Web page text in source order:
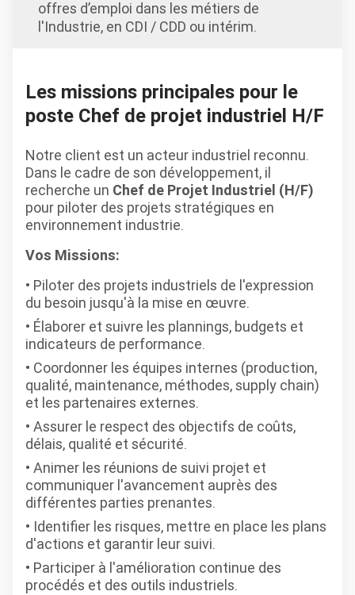
offres d’emploi dans les métiers de
l'Industrie, en CDI / CDD ou intérim.
Les missions principales pour le
poste Chef de projet industriel H/F
Notre client est un acteur industriel reconnu.
Dans le cadre de son développement, il
recherche un Chef de Projet Industriel (H/F)
pour piloter des projets stratégiques en
environnement industrie.
Vos Missions:
Piloter des projets industriels de l'expression
du besoin jusqu'à la mise en œuvre.
Élaborer et suivre les plannings, budgets et
indicateurs de performance.
Coordonner les équipes internes (production,
qualité, maintenance, méthodes, supply chain)
et les partenaires externes.
Assurer le respect des objectifs de coûts,
délais, qualité et sécurité.
Animer les réunions de suivi projet et
communiquer l'avancement auprès des
différentes parties prenantes.
Identifier les risques, mettre en place les plans
d'actions et garantir leur suivi.
Participer à l'amélioration continue des
procédés et des outils industriels.